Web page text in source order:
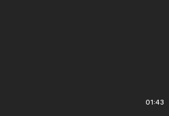
01:43